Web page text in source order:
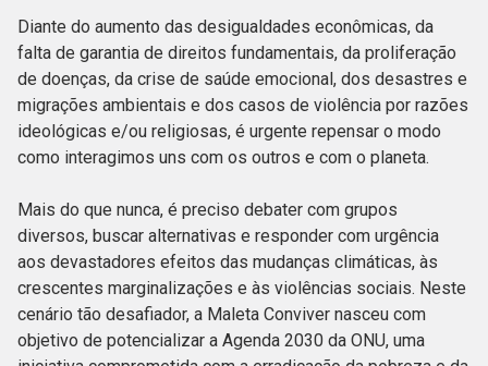
Diante do aumento das desigualdades econômicas, da
falta de garantia de direitos fundamentais, da proliferação
de doenças, da crise de saúde emocional, dos desastres e
migrações ambientais e dos casos de violência por razões
ideológicas e/ou religiosas, é urgente repensar o modo
como interagimos uns com os outros e com o planeta.
Mais do que nunca, é preciso debater com grupos
diversos, buscar alternativas e responder com urgência
aos devastadores efeitos das mudanças climáticas, às
crescentes marginalizações e às violências sociais. Neste
cenário tão desafiador, a Maleta Conviver nasceu com
objetivo de potencializar a Agenda 2030 da ONU, uma